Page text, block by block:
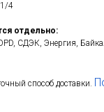
4
отдельно:
СДЭК, Энергия,
способ доставки.